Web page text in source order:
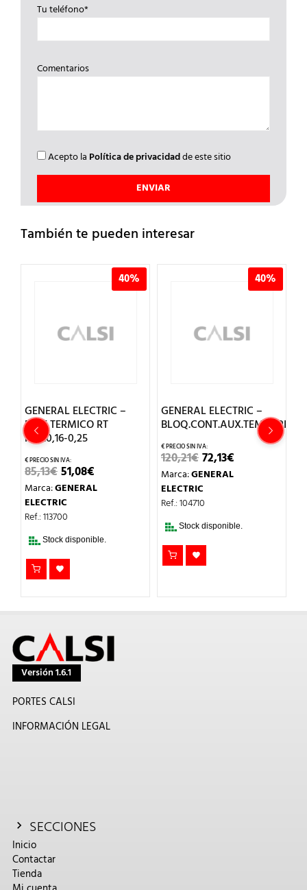
Tu teléfono*
Comentarios
Acepto la Política de privacidadde este sitio
También te pueden interesar
40%
GENERAL ELECTRIC –
RELE TERMICO RT
REG.0,16-0,25
85,13€EL
PRECIO
ORIGINAL
ERA:
85,13€.
51,08€PRECIO
ACTUAL
Marca:GENERAL
ELECTRIC
Ref.: 113700
Stock disponible.
40%
GENERAL ELECTRIC –
120,21€EL
PRECIO
ORIGINAL
ERA:
120,21€.
72,13€
Marca:GENERAL
ELECTRIC
Ref.: 104710
Stock disponible.
Versión 1.6.1
PORTES CALSI
INFORMACIÓN LEGAL
SECCIONES
Inicio
Contactar
Tienda